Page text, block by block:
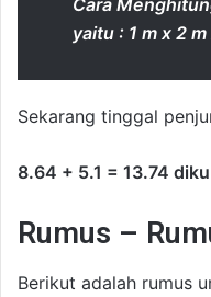
yaitu : 1 m x 2
Sekarang tinggal
8.64 + 5.1 = 13.74
Rumus –
Berikut adalah rumus